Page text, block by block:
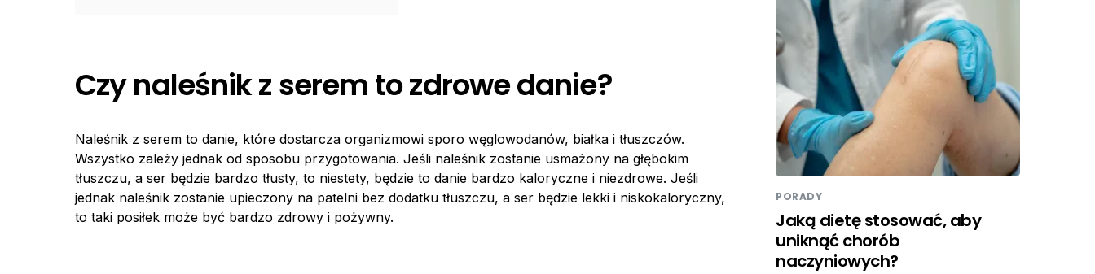
Czy naleśnik z serem to zdrowe danie?
Naleśnik z serem to danie, które dostarcza organizmowi sporo węglowodanów, białka i tłuszczów.
Wszystko zależy jednak od sposobu przygotowania. Jeśli naleśnik zostanie usmażony na głębokim
tłuszczu, a ser będzie bardzo tłusty, to niestety, będzie to danie bardzo kaloryczne i niezdrowe. Jeśli
jednak naleśnik zostanie upieczony na patelni bez dodatku tłuszczu, a ser będzie lekki i niskokaloryczny,
to taki posiłek może być bardzo zdrowy i pożywny.
PORADY
Jaką dietę stosować, aby
uniknąć chorób
naczyniowych?